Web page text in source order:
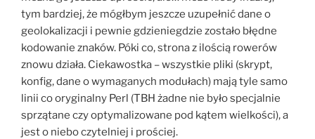
tym bardziej, że mógłbym jeszcze uzupełnić dane o
geolokalizacji i pewnie gdzieniegdzie zostało błędne
kodowanie znaków. Póki co, strona z ilością rowerów
znowu działa. Ciekawostka – wszystkie pliki (skrypt,
konfig, dane o wymaganych modułach) mają tyle samo
linii co oryginalny Perl (TBH żadne nie było specjalnie
sprzątane czy optymalizowane pod kątem wielkości), a
jest o niebo czytelniej i prościej.